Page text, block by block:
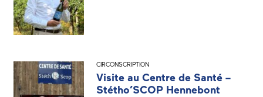
CIRCONSCRIPTION
Visite au Centre de Santé –
Stétho’SCOP Hennebont